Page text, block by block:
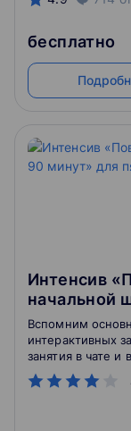
бесплатно
Интенсив
начальной
Вспомним
интерактивных
занятия в чате